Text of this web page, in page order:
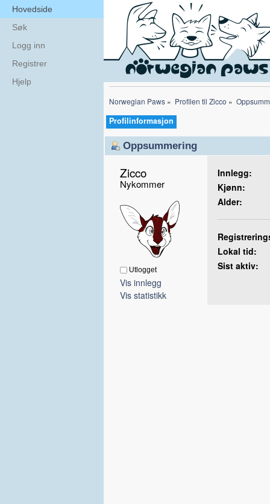
Hovedside
Søk
Logg inn
Registrer
Hjelp
Norwegian Paws » Profilen til Zicco »
Profilinformasjon
Oppsummering
Zicco
Nykommer
Utlogget
Vis innlegg
Vis statistikk
Innlegg:
Kjønn:
Alder:
Lokal tid:
Sist aktiv: